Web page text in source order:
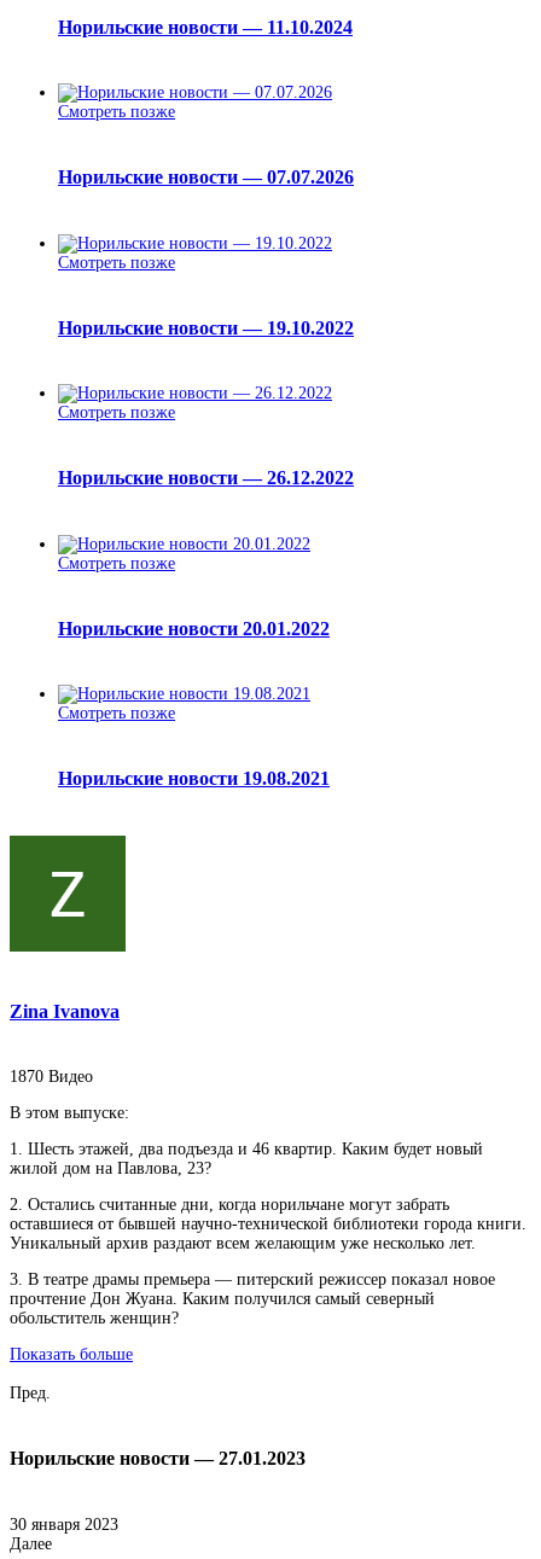
Норильские новости — 11.10.2024
Смотреть позже
Норильские новости — 07.07.2026
Смотреть позже
Норильские новости — 19.10.2022
Смотреть позже
Норильские новости — 26.12.2022
Смотреть позже
Норильские новости 20.01.2022
Смотреть позже
Норильские новости 19.08.2021
Zina Ivanova
1870 Видео
В этом выпуске:
1. Шесть этажей, два подъезда и 46 квартир. Каким будет новый
жилой дом на Павлова, 23?
2. Остались считанные дни, когда норильчане могут забрать
оставшиеся от бывшей научно-технической библиотеки города книги.
Уникальный архив раздают всем желающим уже несколько лет.
3. В театре драмы премьера — питерский режиссер показал новое
прочтение Дон Жуана. Каким получился самый северный
обольститель женщин?
Показать больше
Пред.
Норильские новости — 27.01.2023
30 января 2023
Далее